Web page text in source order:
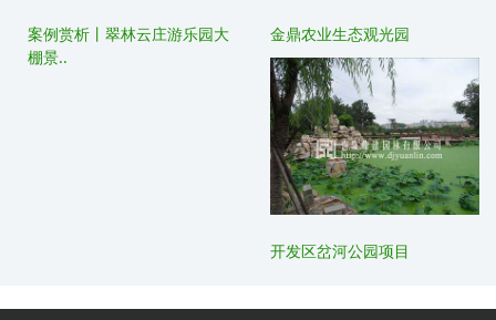
案例赏析丨翠林云庄游乐园大
棚景..
金鼎农业生态观光园
开发区岔河公园项目